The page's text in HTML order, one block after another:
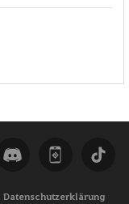
Datenschutzerklärung